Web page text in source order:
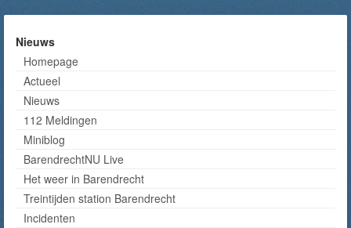
Nieuws
Homepage
Actueel
Nieuws
112 Meldingen
Miniblog
BarendrechtNU Live
Het weer in Barendrecht
Treintijden station Barendrecht
Incidenten